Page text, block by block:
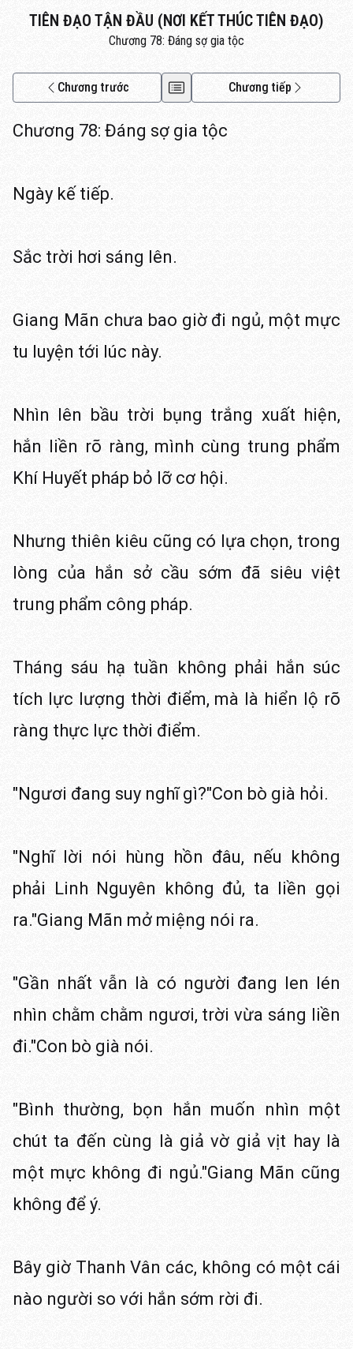
TIÊN ĐẠO TẬN ĐẦU (NƠI KẾT THÚC TIÊN ĐẠO)
Chương 78: Đáng sợ gia tộc
Chương trước Chương tiếp
Chương 78: Đáng sợ gia tộc
Ngày kế tiếp.
Sắc trời hơi sáng lên.
Giang Mãn chưa bao giờ đi ngủ, một mực
tu luyện tới lúc này.
Nhìn lên bầu trời bụng trắng xuất hiện,
hắn liền rõ ràng, mình cùng trung phẩm
Khí Huyết pháp bỏ lỡ cơ hội.
Nhưng thiên kiêu cũng có lựa chọn, trong
lòng của hắn sở cầu sớm đã siêu việt
trung phẩm công pháp.
Tháng sáu hạ tuần không phải hắn súc
tích lực lượng thời điểm, mà là hiển lộ rõ
ràng thực lực thời điểm.
"Ngươi đang suy nghĩ gì?"Con bò già hỏi.
"Nghĩ lời nói hùng hồn đâu, nếu không
phải Linh Nguyên không đủ, ta liền gọi
ra."Giang Mãn mở miệng nói ra.
"Gần nhất vẫn là có người đang len lén
nhìn chằm chằm ngươi, trời vừa sáng liền
đi."Con bò già nói.
"Bình thường, bọn hắn muốn nhìn một
chút ta đến cùng là giả vờ giả vịt hay là
một mực không đi ngủ."Giang Mãn cũng
không để ý.
Bây giờ Thanh Vân các, không có một cái
nào người so với hắn sớm rời đi.